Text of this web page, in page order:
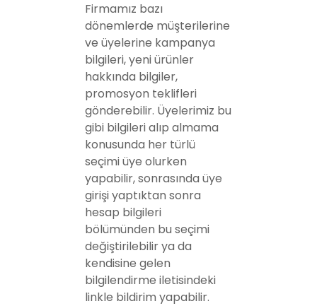
Firmamız bazı
dönemlerde müşterilerine
ve üyelerine kampanya
bilgileri, yeni ürünler
hakkında bilgiler,
promosyon teklifleri
gönderebilir. Üyelerimiz bu
gibi bilgileri alıp almama
konusunda her türlü
seçimi üye olurken
yapabilir, sonrasında üye
girişi yaptıktan sonra
hesap bilgileri
bölümünden bu seçimi
değiştirilebilir ya da
kendisine gelen
bilgilendirme iletisindeki
linkle bildirim yapabilir.